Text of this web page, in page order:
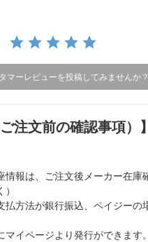
マーレビューを投稿してみませんか
注文前の確認事項）
情報は、ご注文後メーカー在
払方法が銀行振込、ペイジーの
マイページより発行ができます